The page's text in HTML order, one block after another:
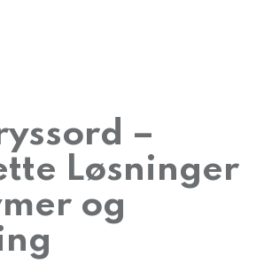
–
Løsninger
og